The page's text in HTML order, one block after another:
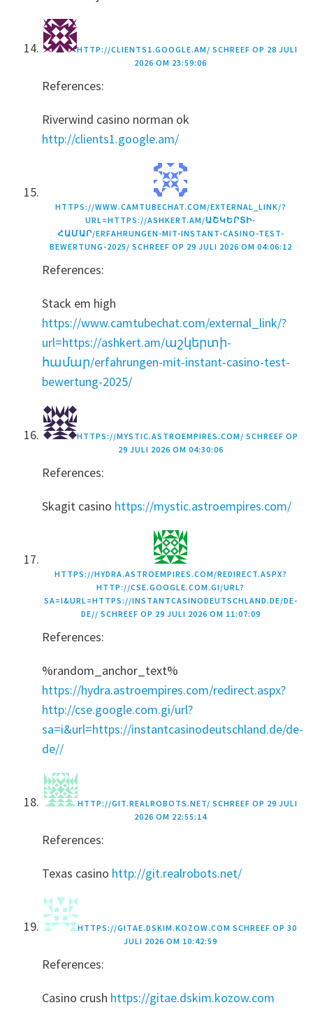
HTTP://CLIENTS1.GOOGLE.AM/ SCHREEF OP 28 JULI
2026 OM 23:59:06
References:
Riverwind casino norman ok
http://clients1.google.am/
HTTPS://WWW.CAMTUBECHAT.COM/EXTERNAL_LINK/?
URL=HTTPS://ASHKERT.AM/ԱՇԿԵՐՏԻ-
ՀԱՄԱՐ/ERFAHRUNGEN-MIT-INSTANT-CASINO-TEST-
BEWERTUNG-2025/ SCHREEF OP 29 JULI 2026 OM 04:06:12
References:
Stack em high
https://www.camtubechat.com/external_link/?
url=https://ashkert.am/աշկերտի-
համար/erfahrungen-mit-instant-casino-test-
bewertung-2025/
HTTPS://MYSTIC.ASTROEMPIRES.COM/ SCHREEF OP
29 JULI 2026 OM 04:30:06
References:
Skagit casino https://mystic.astroempires.com/
HTTPS://HYDRA.ASTROEMPIRES.COM/REDIRECT.ASPX?
HTTP://CSE.GOOGLE.COM.GI/URL?
SA=I&URL=HTTPS://INSTANTCASINODEUTSCHLAND.DE/DE-
DE// SCHREEF OP 29 JULI 2026 OM 11:07:09
References:
%random_anchor_text%
https://hydra.astroempires.com/redirect.aspx?
http://cse.google.com.gi/url?
sa=i&url=https://instantcasinodeutschland.de/de-
de//
HTTP://GIT.REALROBOTS.NET/ SCHREEF OP 29 JULI
2026 OM 22:55:14
References:
Texas casino http://git.realrobots.net/
HTTPS://GITAE.DSKIM.KOZOW.COM SCHREEF OP 30
JULI 2026 OM 10:42:59
References:
Casino crush https://gitae.dskim.kozow.com